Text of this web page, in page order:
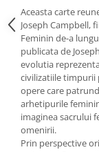
Spiritualitate şi
Fără categorie
Cunoaștere
Aceasta carte
Joseph Campbell,
Feminin de-a
publicata de
evolutia
civilizatiile timpurii
opere care
arhetipurile
imaginea sacrului
omenirii.
Prin perspective